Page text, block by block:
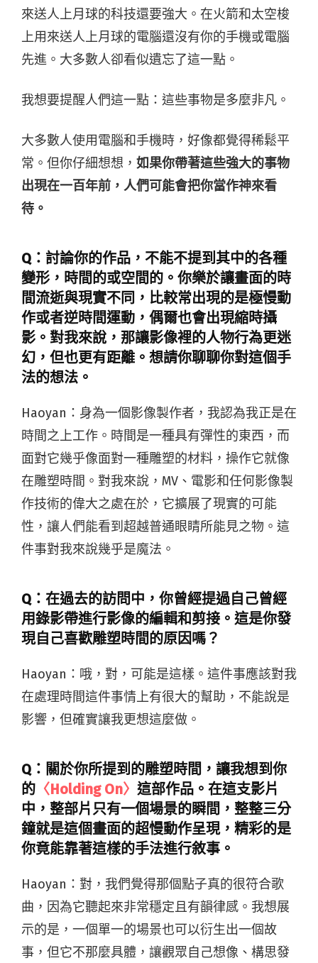
來送人上月球的科技還要強大。在火箭和太空梭
上用來送人上月球的電腦還沒有你的手機或電腦
先進。大多數人卻看似遺忘了這一點。
我想要提醒人們這一點：這些事物是多麼非凡。
大多數人使用電腦和手機時，好像都覺得稀鬆平
常。但你仔細想想， 如果你帶著這些強大的事物
出現在一百年前，人們可能會把你當作神來看
待。
Q：討論你的作品，不能不提到其中的各種
變形，時間的或空間的。你樂於讓畫面的時
間流逝與現實不同，比較常出現的是極慢動
作或者逆時間運動，偶爾也會出現縮時攝
影。對我來說，那讓影像裡的人物行為更迷
幻，但也更有距離。想請你聊聊你對這個手
法的想法。
Haoyan： 身為一個影像製作者，我認為我正是在
時間之上工作。時間是一種具有彈性的東西，而
面對它幾乎像面對一種雕塑的材料，操作它就像
在雕塑時間。對我來說，MV、電影和任何影像製
作技術的偉大之處在於，它擴展了現實的可能
性，讓人們能看到超越普通眼睛所能見之物。這
件事對我來說幾乎是魔法。
Q：在過去的訪問中，你曾經提過自己曾經
用錄影帶進行影像的編輯和剪接。這是你發
現自己喜歡雕塑時間的原因嗎？
Haoyan： 哦，對，可能是這樣。這件事應該對我
在處理時間這件事情上有很大的幫助，不能說是
影響，但確實讓我更想這麼做。
Q：關於你所提到的雕塑時間，讓我想到你
的 〈Holding On〉 這部作品。在這支影片
中，整部片只有一個場景的瞬間，整整三分
鐘就是這個畫面的超慢動作呈現，精彩的是
你竟能靠著這樣的手法進行敘事。
Haoyan： 對，我們覺得那個點子真的很符合歌
曲，因為它聽起來非常穩定且有韻律感。我想展
示的是，一個單一的場景也可以衍生出一個故
事，但它不那麼具體，讓觀眾自己想像、構思發